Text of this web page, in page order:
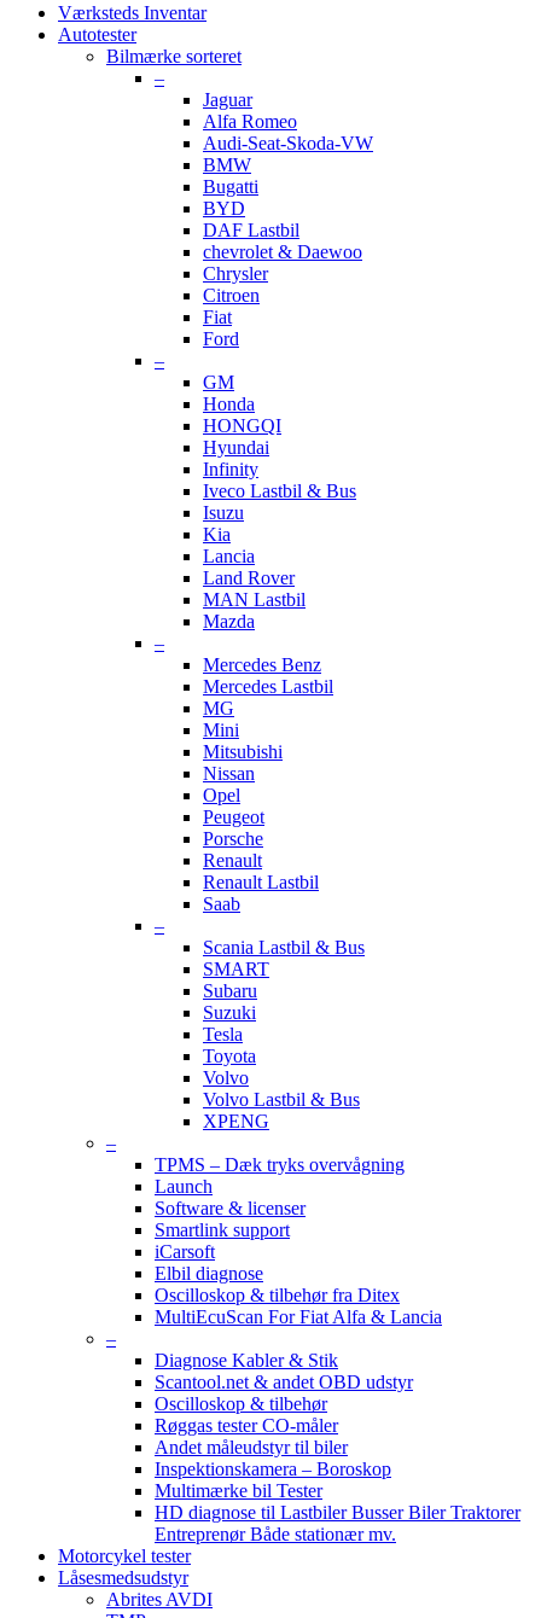
Værksteds Inventar
Autotester
Bilmærke sorteret
–
Jaguar
Alfa Romeo
Audi-Seat-Skoda-VW
BMW
Bugatti
BYD
DAF Lastbil
chevrolet & Daewoo
Chrysler
Citroen
Fiat
Ford
–
GM
Honda
HONGQI
Hyundai
Infinity
Iveco Lastbil & Bus
Isuzu
Kia
Lancia
Land Rover
MAN Lastbil
Mazda
–
Mercedes Benz
Mercedes Lastbil
MG
Mini
Mitsubishi
Nissan
Opel
Peugeot
Porsche
Renault
Renault Lastbil
Saab
–
Scania Lastbil & Bus
SMART
Subaru
Suzuki
Tesla
Toyota
Volvo
Volvo Lastbil & Bus
XPENG
–
TPMS – Dæk tryks overvågning
Launch
Software & licenser
Smartlink support
iCarsoft
Elbil diagnose
Oscilloskop & tilbehør fra Ditex
MultiEcuScan For Fiat Alfa & Lancia
–
Diagnose Kabler & Stik
Scantool.net & andet OBD udstyr
Oscilloskop & tilbehør
Røggas tester CO-måler
Andet måleudstyr til biler
Inspektionskamera – Boroskop
Multimærke bil Tester
HD diagnose til Lastbiler Busser Biler Traktorer
Entreprenør Både stationær mv.
Motorcykel tester
Låsesmedsudstyr
Abrites AVDI